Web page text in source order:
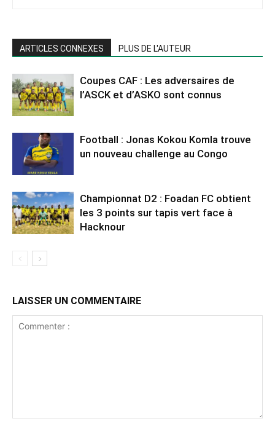
ARTICLES CONNEXES PLUS DE L'AUTEUR
Coupes CAF : Les adversaires de
l’ASCK et d’ASKO sont connus
Football : Jonas Kokou Komla trouve
un nouveau challenge au Congo
Championnat D2 : Foadan FC obtient
les 3 points sur tapis vert face à
Hacknour
LAISSER UN COMMENTAIRE